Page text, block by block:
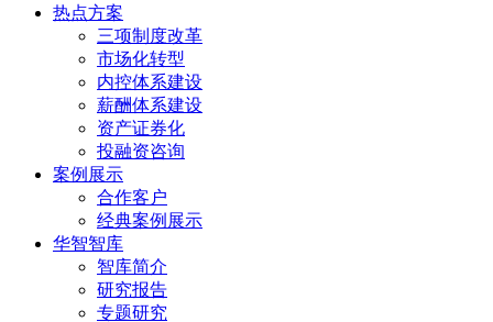
热点方案
三项制度改革
市场化转型
内控体系建设
薪酬体系建设
资产证券化
投融资咨询
案例展示
合作客户
经典案例展示
华智智库
智库简介
研究报告
专题研究